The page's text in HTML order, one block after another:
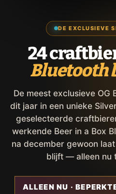
DE EXCLUSIEVE
24
Bluetooth
De meest exclusieve OG
dit jaar in een unieke
geselecteerde
werkende Beer in a Box
na december gewoon
blijft — alleen nu
ALLEEN NU ·